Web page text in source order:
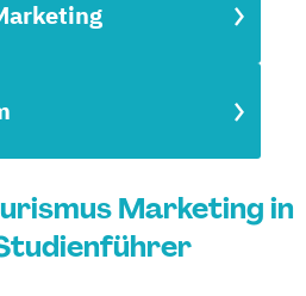
Marketing in